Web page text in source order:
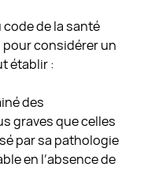
de la santé
considérer un
établir :
des
graves que celles
par sa pathologie
en l’absence de